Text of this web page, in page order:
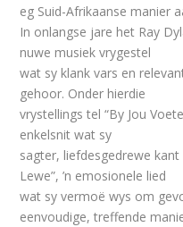
eg Suid-Afrikaanse manier
In onlangse jare het Ray
nuwe musiek vrygestel
wat sy klank vars en
gehoor. Onder hierdie
vrystellings tel “By Jou
enkelsnit wat sy
sagter, liefdesgedrewe
Lewe”, ’n emosionele lied
wat sy vermoë wys om
eenvoudige, treffende